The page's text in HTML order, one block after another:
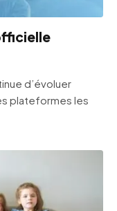
d’évoluer
plateformes les